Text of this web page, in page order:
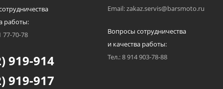
работы:
77-70-78
919-914
919-917
Email: zakaz.servis@barsmoto.ru
Вопросы сотрудничества
и качества работы:
Тел.: 8 914 903-78-88